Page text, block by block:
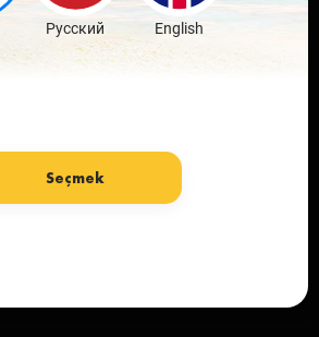
Скачать бесплатно
Русский English
Seçmek